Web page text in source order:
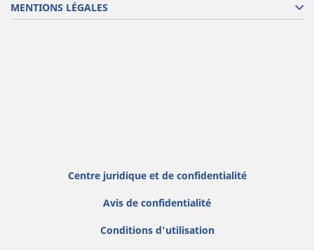
MENTIONS LÉGALES
Centre juridique et de confidentialité
Avis de confidentialité
Conditions d'utilisation